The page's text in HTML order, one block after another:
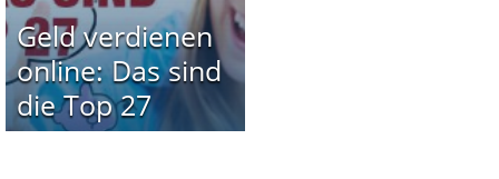
Geld verdienen
online: Das sind
die Top 27